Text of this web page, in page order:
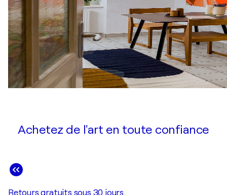
Achetez de l'art en toute confiance
Retours gratuits sous 30 jours